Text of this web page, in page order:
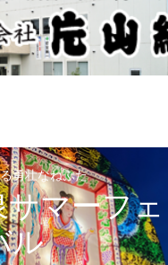
勇壮なねぷた
マーフェ
ル